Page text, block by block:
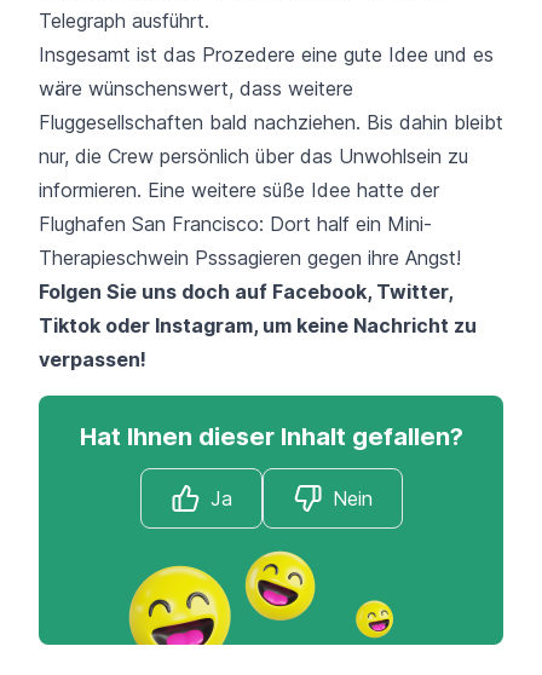
Telegraph ausführt.
Insgesamt ist das Prozedere eine gute Idee und es
wäre wünschenswert, dass weitere
Fluggesellschaften bald nachziehen. Bis dahin bleibt
nur, die Crew persönlich über das Unwohlsein zu
informieren. Eine weitere süße Idee hatte der
Flughafen San Francisco: Dort half ein Mini-
Therapieschwein Psssagieren gegen ihre Angst!
Folgen Sie uns doch auf Facebook, Twitter,
Tiktok oder Instagram, um keine Nachricht zu
verpassen!
Hat Ihnen dieser Inhalt gefallen?
Ja Nein